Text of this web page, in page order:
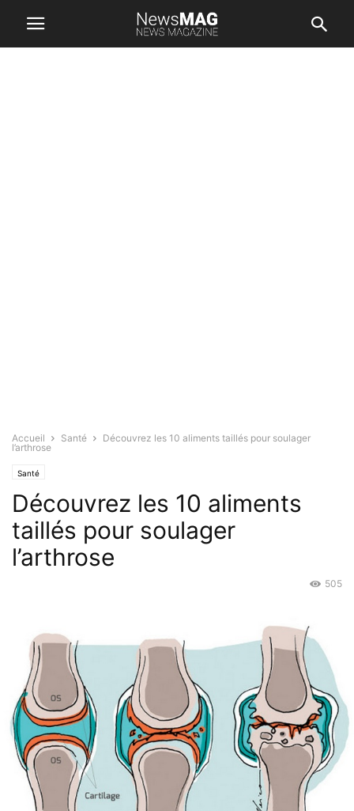
Accueil Santé
Découvrez les 10 aliments taillés pour soulager
l’arthrose
Santé
Découvrez les 10 aliments
taillés pour soulager
l’arthrose
505